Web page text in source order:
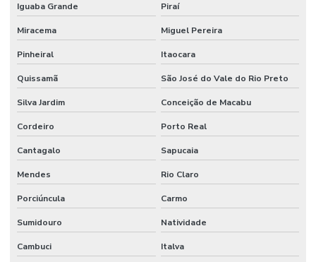
Iguaba Grande Piraí
Miracema Miguel Pereira
Pinheiral Itaocara
Quissamã São José do Vale do Rio Preto
Silva Jardim Conceição de Macabu
Cordeiro Porto Real
Cantagalo Sapucaia
Mendes Rio Claro
Porciúncula Carmo
Sumidouro Natividade
Cambuci Italva